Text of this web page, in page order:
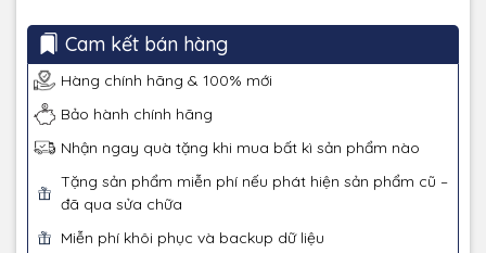
Cam kết bán hàng
Hàng chính hãng & 100% mới
Bảo hành chính hãng
Nhận ngay quà tặng khi mua bất kì sản phẩm nào
Tặng sản phẩm miễn phí nếu phát hiện sản phẩm cũ –
đã qua sửa chữa
Miễn phí khôi phục và backup dữ liệu